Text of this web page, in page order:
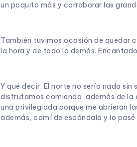
un poquito más y corroborar las
También tuvimos ocasión de quedar
la hora y de todo lo demás.
Y qué decir: El norte no sería nada
disfrutamos comiendo, además de la
una privilegiada porque me abrieran
además, comí de escándalo y lo pasé